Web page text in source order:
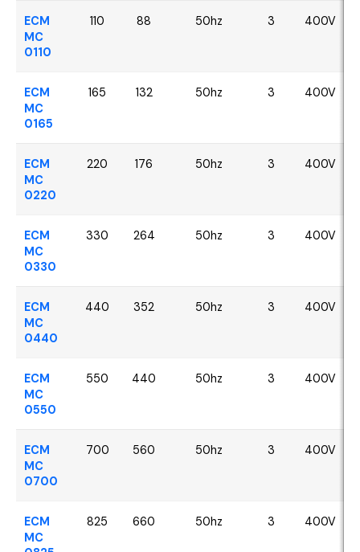
ECM
MC
0110
110 88 50hz 3 400V
ECM
MC
0165
165 132 50hz 3 400V
ECM
MC
0220
220 176 50hz 3 400V
ECM
MC
0330
330 264 50hz 3 400V
ECM
MC
0440
440 352 50hz 3 400V
ECM
MC
0550
550 440 50hz 3 400V
ECM
MC
0700
700 560 50hz 3 400V
ECM
MC
825 660 50hz 3 400V